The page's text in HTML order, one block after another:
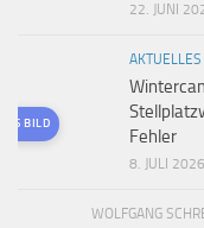
22. JUNI
BILD
AKTUELLES
Fehler
8. JULI 2026
WOLFGANG